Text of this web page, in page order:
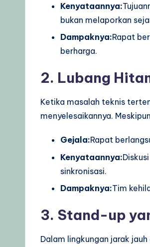
Kenyataannya:
bukan melaporkan
Dampaknya:Rapat
berharga.
2. Lubang
Ketika masalah teknis
menyelesaikannya.
Gejala:Rapat
Kenyataannya:
sinkronisasi.
Dampaknya:Tim
3. Stand-up
Dalam lingkungan jarak